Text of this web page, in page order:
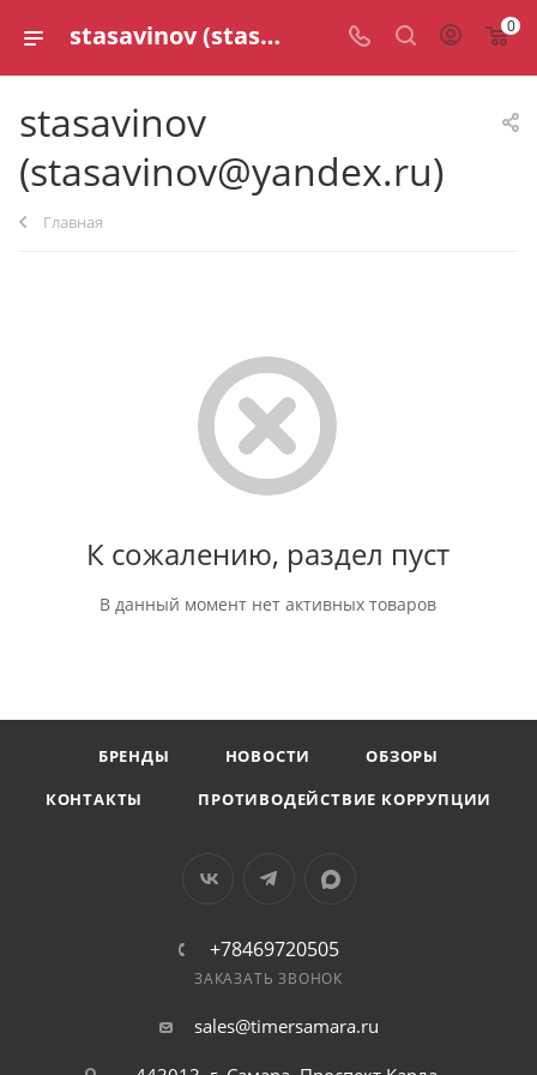
stasavinov (stasavinov@yandex.ru) 0
stasavinov
(stasavinov@yandex.ru)
Главная
К сожалению, раздел пуст
В данный момент нет активных товаров
БРЕНДЫ НОВОСТИ
ОБЗОРЫ
КОНТАКТЫ
ПРОТИВОДЕЙСТВИЕ КОРРУПЦИИ
+78469720505
ЗАКАЗАТЬ ЗВОНОК
sales@timersamara.ru